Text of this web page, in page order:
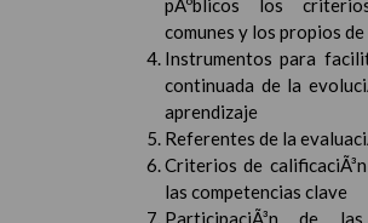
pÃºblicos los
comunes y los propios de
Instrumentos para
continuada de la
aprendizaje
Referentes de la
Criterios de
las competencias clave
ParticipaciÃ³n de